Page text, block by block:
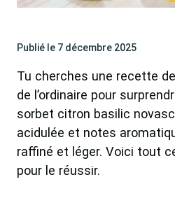
Publié le 7 décembre 2025
Tu cherches une recette
de l’ordinaire pour
sorbet citron basilic
acidulée et notes
raffiné et léger. Voici tout
pour le réussir.